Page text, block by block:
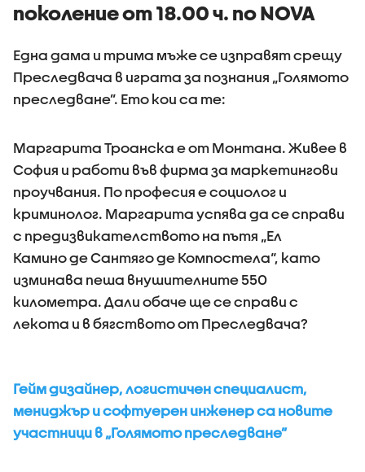
поколение от 18.00 ч. по NOVA
Една дама и трима мъже се изправят срещу
Преследвача в играта за познания „Голямото
преследване”. Ето кои са те:
Маргарита Троанска е от Монтана. Живее в
София и работи във фирма за маркетингови
проучвания. По професия е социолог и
криминолог. Маргарита успява да се справи
с предизвикателството на пътя „Ел
Камино де Сантяго де Компостела“, като
изминава пеша внушителните 550
километра. Дали обаче ще се справи с
лекота и в бягството от Преследвача?
Гейм дизайнер, логистичен специалист,
мениджър и софтуерен инженер са новите
участници в „Голямото преследване”